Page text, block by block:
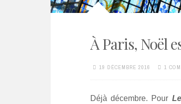
À Paris, Noël
19 DÉCEMBRE 2016 1
Déjà décembre. Pour L